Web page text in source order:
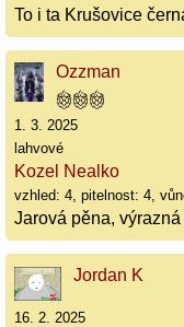
To i ta Krušovice
Ozzman
1. 3. 2025
lahvové
Kozel Nealko
vzhled: 4, pitelnost: 4,
Jarová pěna,
Jordan K
16. 2. 2025